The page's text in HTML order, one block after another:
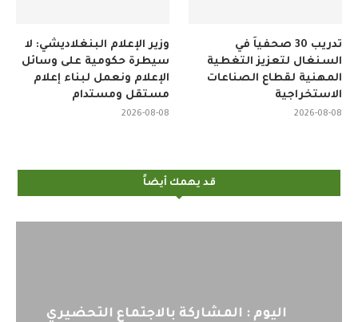
وزير الإعلام البنغلاديشي: لا
سيطرة حكومية على وسائل
الإعلام ونعمل لبناء إعلام
مستقل ومستدام
2026-08-08
تدريب 30 صحفياً في
السنغال لتعزيز التغطية
المهنية لقطاع الصناعات
الاستخراجية
2026-08-08
قد يهمك أيضاً
اليوم : المشاركة بالاجتماع التحضيري